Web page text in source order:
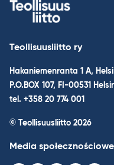
Teollisuusliitto ry
Hakaniemenranta 1 A,
P.O.BOX 107, FI-00531
tel. +358 20 774 001
© Teollisuusliitto 2026
Media społecznościowe